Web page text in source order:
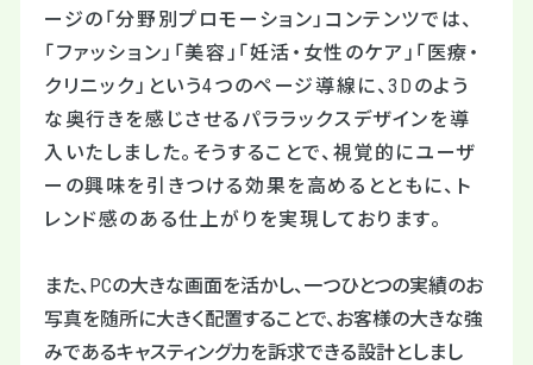
ージの「分野別プロモーション」コンテンツでは、
「ファッション」「美容」「妊活・女性のケア」「医療・
クリニック」という4つのページ導線に、3D のよう
な奥行きを感じさせるパララックスデザインを導
入いたしました。そうすることで、視覚的にユーザ
ーの興味を引きつける効果を高めるとともに、ト
レンド感のある仕上がりを実現しております。
また、 PCの大きな画面を活かし、一つひとつの実績のお
写真を随所に大きく配置することで、お客様の大きな強
みであるキャスティング力を訴求できる設計としまし